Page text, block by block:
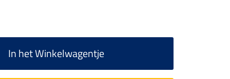
In het Winkelwagentje